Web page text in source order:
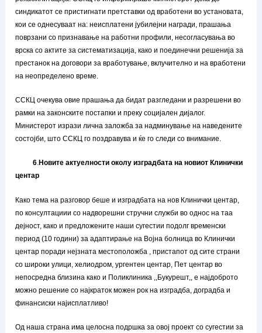
синдикатот се пристигнати претставки од вработени во установата,
кои се однесуваат на: неисплатени јубилејни награди, прашања
поврзани со признавање на работни профили, несогласувања во
врска со актите за систематизација, како и поединечни решенија за
престанок на договори за вработување, вклучително и на вработени
на неопределено време.
ССКЦ очекува овие прашања да бидат разгледани и разрешени во
рамки на законските постапки и преку социјален дијалог.
Министерот изрази лична заложба за надминување на наведените
состојби, што ССКЦ го поздравува и ќе го следи со внимание.
6.Новите актуелности околу изградбата на новиот Клинички
центар
Како тема на разговор беше и изградбата на нов Клинички центар,
по консултациии со надворешни стручни служби во однос на таа
дејност, како и предложените наши сугестии подолг временски
период (10 години) за адаптирање на Војна болница во Клинички
центар поради нејзната местоположба , пристапот од сите страни
со широки улици, хелиодром, ургентен центар, Пет центар во
непосредна близина како и Поликлиника ,,Букурешт,, е најдоброто
можно решение со најкраток можен рок на изградба, доградба и
финансиски најисплатливо!
Од наша страна има целосна подршка за овој проект со сугестии за